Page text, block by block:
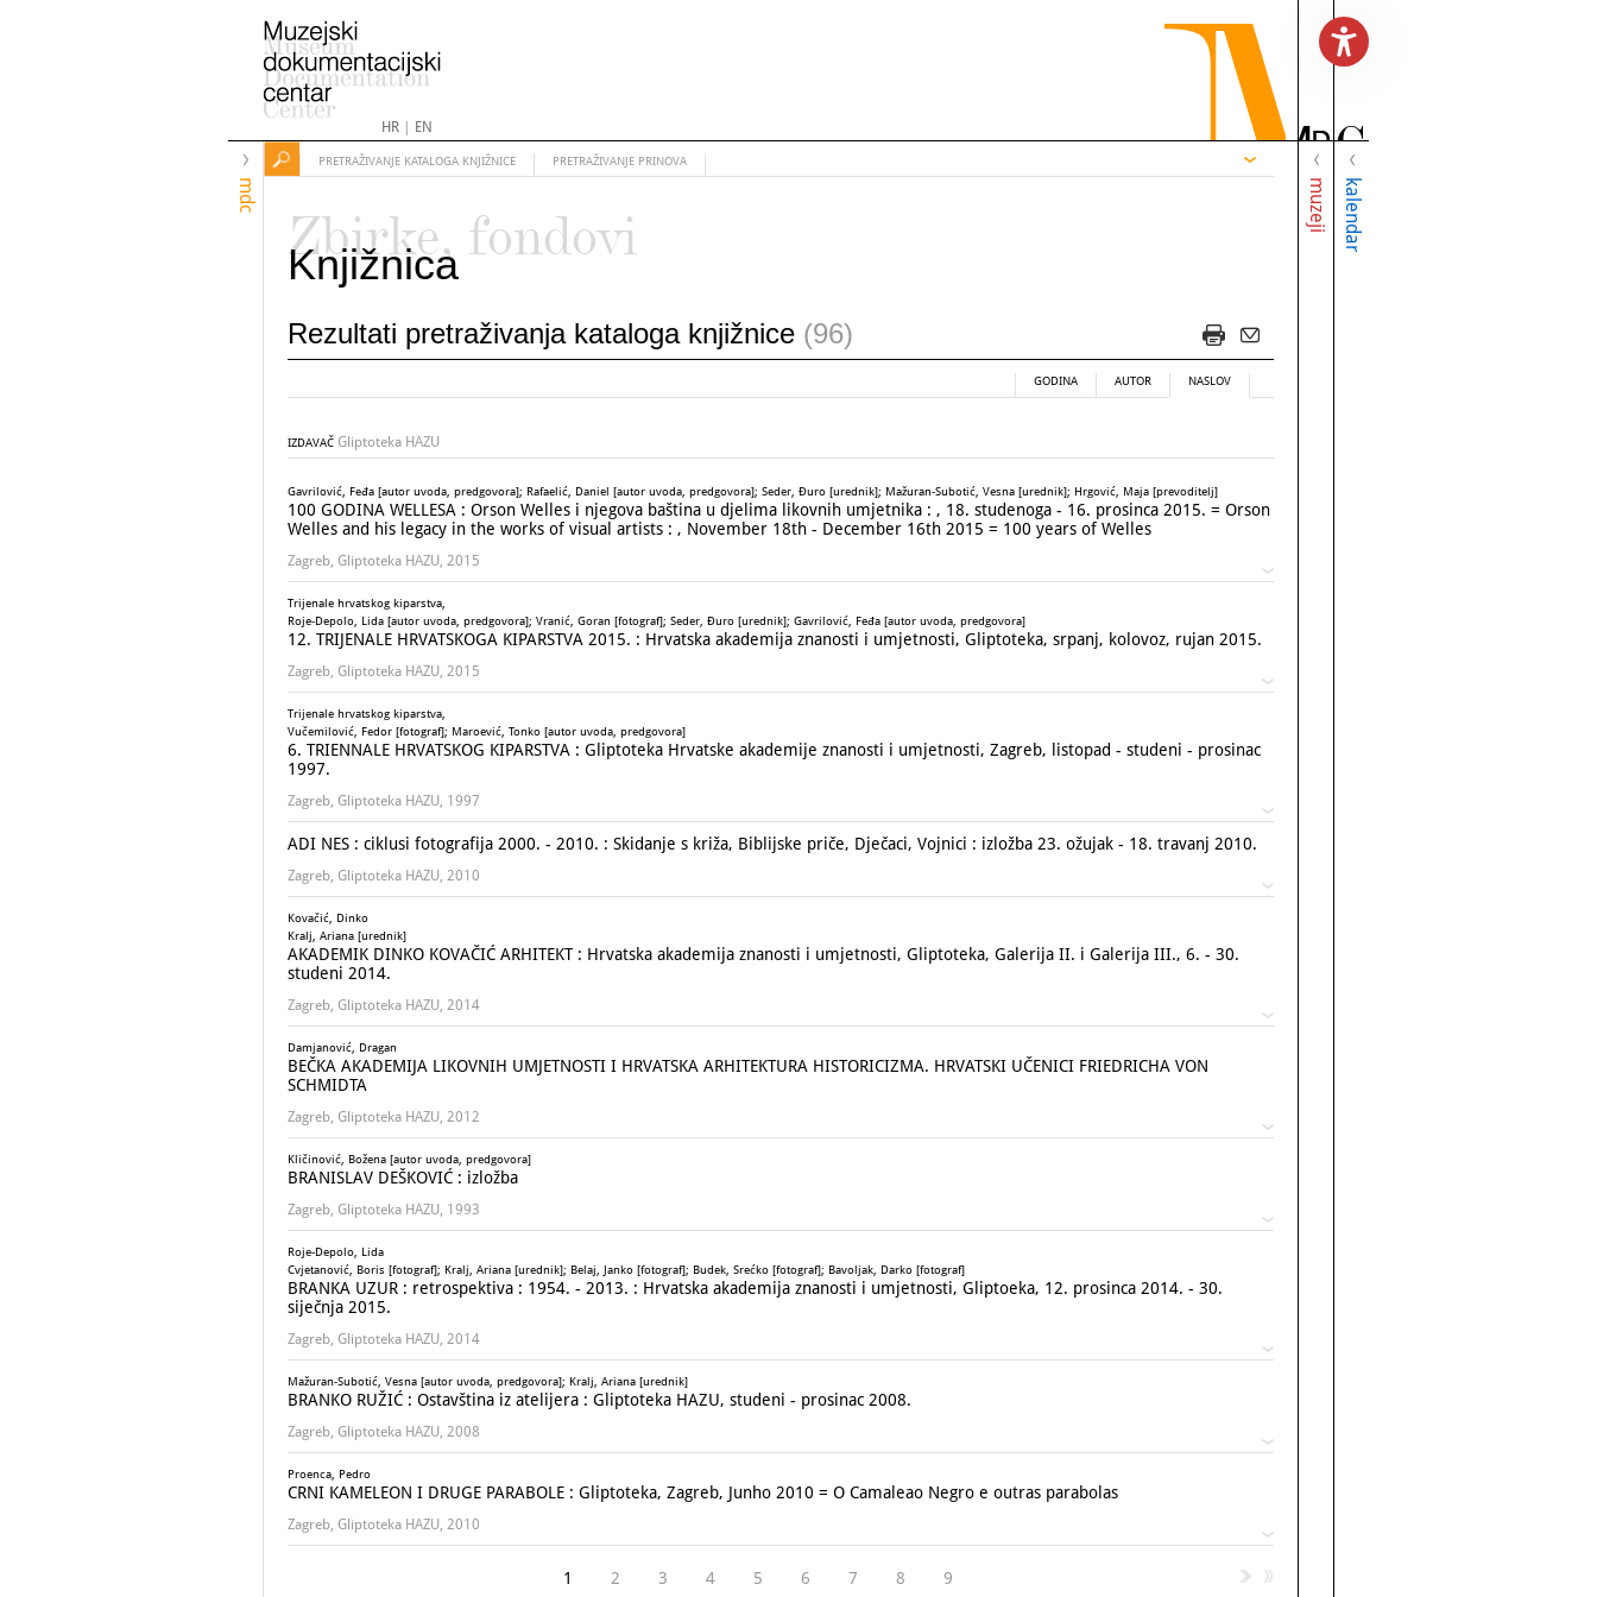
HR| EN
mdc muzeji kalendar
PRETRAŽIVANJE KATALOGA KNJIŽNICE PRETRAŽIVANJE PRINOVA
Zbirke, fondovi
Knjižnica
Rezultati pretraživanja kataloga knjižnice (96)
GODINA AUTOR NASLOV
IZDAVAČ Gliptoteka HAZU
Gavrilović, Feđa [autor uvoda, predgovora]; Rafaelić, Daniel [autor uvoda, predgovora]; Seder, Đuro [urednik]; Mažuran-Subotić, Vesna [urednik]; Hrgović, Maja [prevoditelj]
100 GODINA WELLESA : Orson Welles i njegova baština u djelima likovnih umjetnika : , 18. studenoga - 16. prosinca 2015. = Orson
Welles and his legacy in the works of visual artists : , November 18th - December 16th 2015 = 100 years of Welles
Zagreb, Gliptoteka HAZU, 2015
Trijenale hrvatskog kiparstva,
Roje-Depolo, Lida [autor uvoda, predgovora]; Vranić, Goran [fotograf]; Seder, Đuro [urednik]; Gavrilović, Feđa [autor uvoda, predgovora]
12. TRIJENALE HRVATSKOGA KIPARSTVA 2015. : Hrvatska akademija znanosti i umjetnosti, Gliptoteka, srpanj, kolovoz, rujan 2015.
Zagreb, Gliptoteka HAZU, 2015
Trijenale hrvatskog kiparstva,
Vučemilović, Fedor [fotograf]; Maroević, Tonko [autor uvoda, predgovora]
6. TRIENNALE HRVATSKOG KIPARSTVA : Gliptoteka Hrvatske akademije znanosti i umjetnosti, Zagreb, listopad - studeni - prosinac
1997.
Zagreb, Gliptoteka HAZU, 1997
ADI NES : ciklusi fotografija 2000. - 2010. : Skidanje s križa, Biblijske priče, Dječaci, Vojnici : izložba 23. ožujak - 18. travanj 2010.
Zagreb, Gliptoteka HAZU, 2010
Kovačić, Dinko
Kralj, Ariana [urednik]
AKADEMIK DINKO KOVAČIĆ ARHITEKT : Hrvatska akademija znanosti i umjetnosti, Gliptoteka, Galerija II. i Galerija III., 6. - 30.
studeni 2014.
Zagreb, Gliptoteka HAZU, 2014
Damjanović, Dragan
BEČKA AKADEMIJA LIKOVNIH UMJETNOSTI I HRVATSKA ARHITEKTURA HISTORICIZMA. HRVATSKI UČENICI FRIEDRICHA VON
SCHMIDTA
Zagreb, Gliptoteka HAZU, 2012
Kličinović, Božena [autor uvoda, predgovora]
BRANISLAV DEŠKOVIĆ : izložba
Zagreb, Gliptoteka HAZU, 1993
Roje-Depolo, Lida
Cvjetanović, Boris [fotograf]; Kralj, Ariana [urednik]; Belaj, Janko [fotograf]; Budek, Srećko [fotograf]; Bavoljak, Darko [fotograf]
BRANKA UZUR : retrospektiva : 1954. - 2013. : Hrvatska akademija znanosti i umjetnosti, Gliptoeka, 12. prosinca 2014. - 30.
siječnja 2015.
Zagreb, Gliptoteka HAZU, 2014
Mažuran-Subotić, Vesna [autor uvoda, predgovora]; Kralj, Ariana [urednik]
BRANKO RUŽIĆ : Ostavština iz atelijera : Gliptoteka HAZU, studeni - prosinac 2008.
Zagreb, Gliptoteka HAZU, 2008
Proenca, Pedro
CRNI KAMELEON I DRUGE PARABOLE : Gliptoteka, Zagreb, Junho 2010 = O Camaleao Negro e outras parabolas
Zagreb, Gliptoteka HAZU, 2010
1 2 3 4 5 6 7 8 9